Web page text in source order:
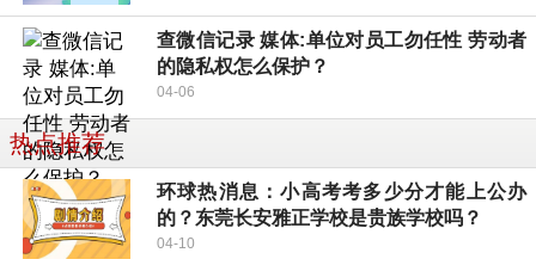
查微信记录 媒体:单位对员工勿任性 劳动者
的隐私权怎么保护？
04-06
热点推荐
环球热消息：小高考考多少分才能上公办
的？东莞长安雅正学校是贵族学校吗？
04-10